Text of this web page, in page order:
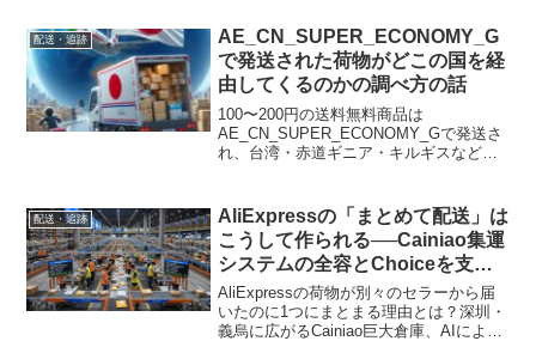
経験上ほぼ紛失。返金までの流れと注意
点をまとめた話です。
配送・追跡
AE_CN_SUPER_ECONOMY_G
で発送された荷物がどこの国を経
由してくるのかの調べ方の話
100〜200円の送料無料商品は
AE_CN_SUPER_ECONOMY_Gで発送さ
れ、台湾・赤道ギニア・キルギスなど第
れば、おおよその到着時期が分かりま
す。
配送・追跡
AliExpressの「まとめて配送」は
こうして作られる──Cainiao集運
システムの全容とChoiceを支え
る巨大物流の正体
AliExpressの荷物が別々のセラーから届
いたのに1つにまとまる理由とは？深圳・
義烏に広がるCainiao巨大倉庫、AIによる